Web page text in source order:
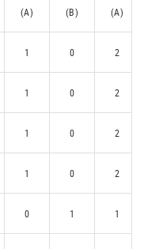
(A) (B) (A)
1 0 2
1 0 2
1 0 2
1 0 2
0 1 1